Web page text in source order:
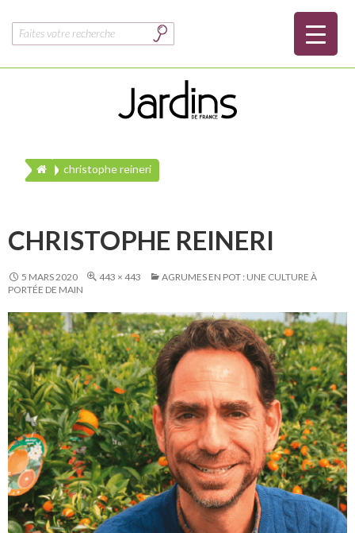
Rechercher :
christophe reineri
CHRISTOPHE REINERI
5 MARS 2020 443 × 443
AGRUMES EN POT : UNE CULTURE À
PORTÉE DE MAIN